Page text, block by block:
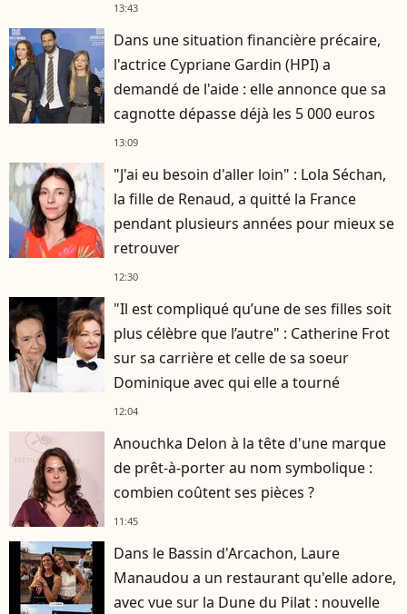
13:43
Dans une situation financière précaire,
l'actrice Cypriane Gardin (HPI) a
demandé de l'aide : elle annonce que sa
cagnotte dépasse déjà les 5 000 euros
13:09
"J'ai eu besoin d'aller loin" : Lola Séchan,
la fille de Renaud, a quitté la France
pendant plusieurs années pour mieux se
retrouver
12:30
"Il est compliqué qu’une de ses filles soit
plus célèbre que l’autre" : Catherine Frot
sur sa carrière et celle de sa soeur
Dominique avec qui elle a tourné
12:04
Anouchka Delon à la tête d'une marque
de prêt-à-porter au nom symbolique :
combien coûtent ses pièces ?
11:45
Dans le Bassin d'Arcachon, Laure
Manaudou a un restaurant qu'elle adore,
avec vue sur la Dune du Pilat : nouvelle